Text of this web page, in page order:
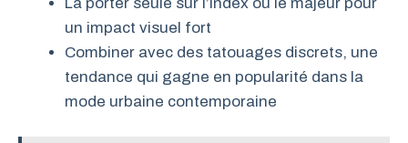
un impact visuel fort
Combiner avec des tatouages discrets, une
tendance qui gagne en popularité dans la
mode urbaine contemporaine